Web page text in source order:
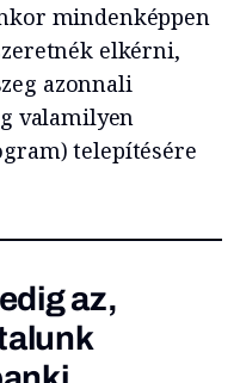
mindenképpen
elkérni,
azonnali
valamilyen
telepítésére
az,